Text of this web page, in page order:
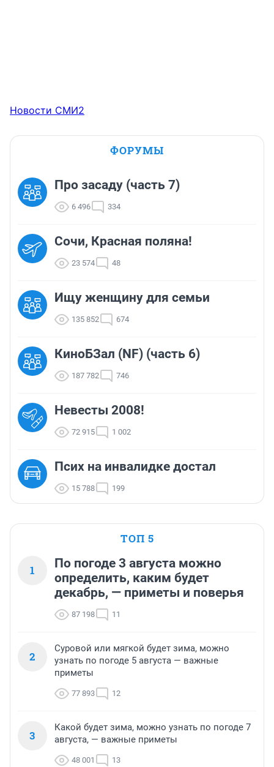
Новости СМИ2
ФОРУМЫ
Про засаду (часть 7)
6 496 334
Сочи, Красная поляна!
23 574 48
Ищу женщину для семьи
135 852 674
КиноБЗал (NF) (часть 6)
187 782 746
Невесты 2008!
72 915 1 002
Псих на инвалидке достал
15 788 199
ТОП 5
1
По погоде 3 августа можно
определить, каким будет
декабрь, — приметы и поверья
87 198 11
2
Суровой или мягкой будет зима, можно
узнать по погоде 5 августа — важные
приметы
77 893 12
3
Какой будет зима, можно узнать по погоде 7
августа, — важные приметы
48 001 13